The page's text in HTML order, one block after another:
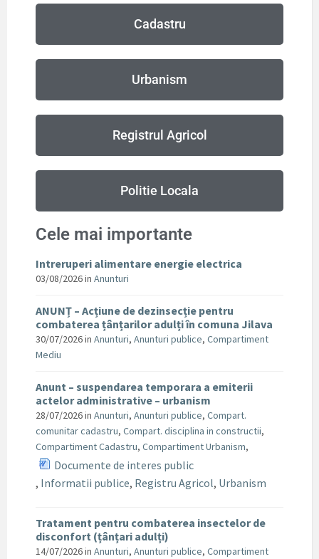
Cadastru
Urbanism
Registrul Agricol
Politie Locala
Cele mai importante
Intreruperi alimentare energie electrica
03/08/2026in Anunturi
ANUNȚ – Acțiune de dezinsecție pentru
combaterea țânțarilor adulți în comuna Jilava
30/07/2026in Anunturi, Anunturi publice, Compartiment
Mediu
Anunt – suspendarea temporara a emiterii
actelor administrative – urbanism
28/07/2026in Anunturi, Anunturi publice, Compart.
comunitar cadastru, Compart. disciplina in constructii,
Compartiment Cadastru, Compartiment Urbanism,
Documente de interes public
, Informatii publice, Registru Agricol, Urbanism
Tratament pentru combaterea insectelor de
disconfort (țânțari adulți)
14/07/2026in Anunturi, Anunturi publice, Compartiment